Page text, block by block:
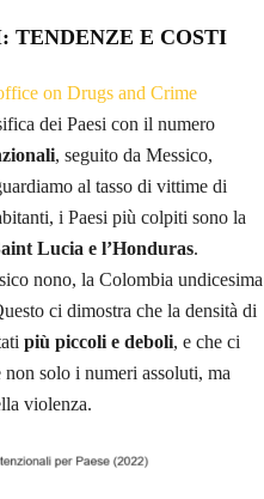
TENDENZE E COSTI
on Drugs and Crime
dei Paesi con il numero
, seguito da Messico,
al tasso di vittime di
i Paesi più colpiti sono la
Lucia e l’Honduras.
nono, la Colombia undicesima
ci dimostra che la densità di
più piccoli e deboli, e che ci
solo i numeri assoluti, ma
violenza.